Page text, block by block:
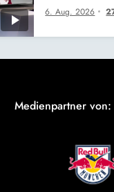
6. Aug. 2026
Medienpartner von: